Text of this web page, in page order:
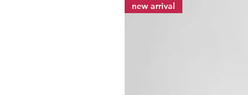
new arrival